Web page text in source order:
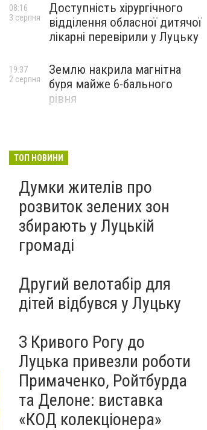
Доступність хірургічного
відділення обласної дитячої
лікарні перевірили у Луцьку
08:16
3 серпня
Землю накрила магнітна
буря майже 6-бального
рівня
19:37
2 серпня
ТОП НОВИНИ
Думки жителів про
розвиток зелених зон
збирають у Луцькій
громаді
Другий велотабір для
дітей відбувся у Луцьку
З Кривого Рогу до
Луцька привезли роботи
Примаченко, Ройтбурда
та Делоне: виставка
«КОД колекціонера»